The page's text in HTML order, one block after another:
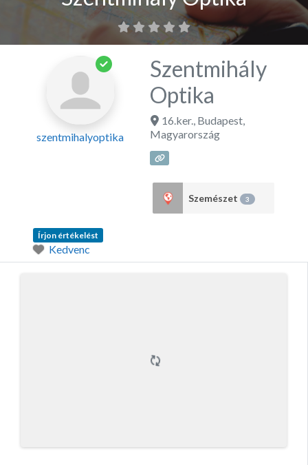
szentmihalyoptika
Szentmihály
Optika
16.ker., Budapest,
Magyarország
Szemészet 3
Írjon értékelést
Kedvenc